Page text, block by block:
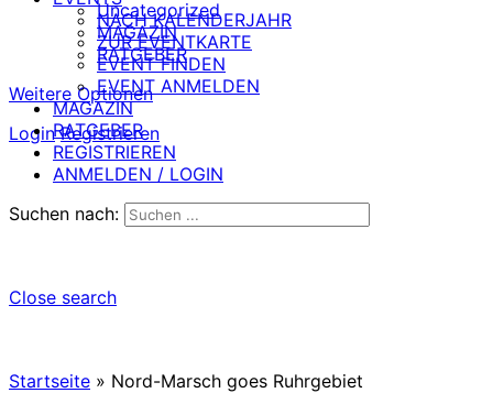
Uncategorized
MAGAZIN
RATGEBER
Weitere Optionen
Login Registrieren
NACH KALENDERJAHR
ZUR EVENTKARTE
EVENT FINDEN
EVENT ANMELDEN
MAGAZIN
RATGEBER
REGISTRIEREN
ANMELDEN / LOGIN
Suchen nach:
Close search
Startseite » Nord-Marsch goes Ruhrgebiet